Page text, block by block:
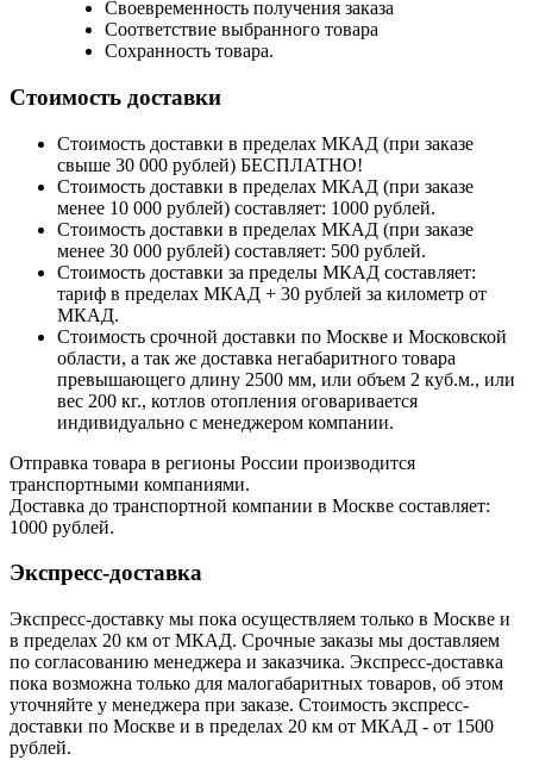
Своевременность получения заказа
Соответствие выбранного товара
Сохранность товара.
Стоимость доставки
Стоимость доставки в пределах МКАД (при заказе
свыше 30 000 рублей) БЕСПЛАТНО!
Стоимость доставки в пределах МКАД (при заказе
менее 10 000 рублей) составляет: 1000 рублей.
Стоимость доставки в пределах МКАД (при заказе
менее 30 000 рублей) составляет: 500 рублей.
Стоимость доставки за пределы МКАД составляет:
тариф в пределах МКАД + 30 рублей за километр от
МКАД.
Стоимость срочной доставки по Москве и Московской
области, а так же доставка негабаритного товара
превышающего длину 2500 мм, или объем 2 куб.м., или
вес 200 кг., котлов отопления оговаривается
индивидуально с менеджером компании.
Отправка товара в регионы России производится
транспортными компаниями.
Доставка до транспортной компании в Москве составляет:
1000 рублей.
Экспресс-доставка
Экспресс-доставку мы пока осуществляем только в Москве и
в пределах 20 км от МКАД. Срочные заказы мы доставляем
по согласованию менеджера и заказчика. Экспресс-доставка
пока возможна только для малогабаритных товаров, об этом
уточняйте у менеджера при заказе. Стоимость экспресс-
доставки по Москве и в пределах 20 км от МКАД - от 1500
рублей.